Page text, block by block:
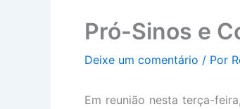
Pró-Sinos e
Deixe um comentário / Por
Em reunião nesta terça-